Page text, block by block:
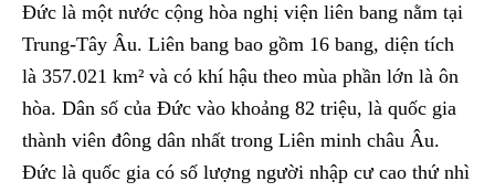
Đức là một nước cộng hòa nghị viện liên bang nằm tại
Trung-Tây Âu. Liên bang bao gồm 16 bang, diện tích
là 357.021 km² và có khí hậu theo mùa phần lớn là ôn
hòa. Dân số của Đức vào khoảng 82 triệu, là quốc gia
thành viên đông dân nhất trong Liên minh châu Âu.
Đức là quốc gia có số lượng người nhập cư cao thứ nhì